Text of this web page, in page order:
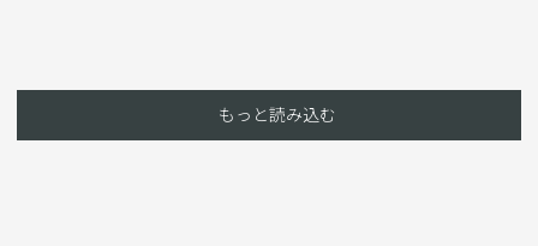
もっと読み込む